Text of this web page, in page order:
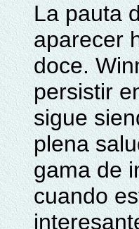
La pauta
aparecer
doce.
persistir
sigue
plena
gama de
cuando